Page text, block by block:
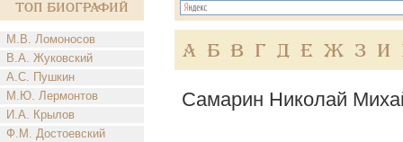
Топ Биографий
М.В. Ломоносов
В.А. Жуковский
А.С. Пушкин
М.Ю. Лермонтов
И.А. Крылов
Ф.М. Достоевский
А Б В Г Д Е Ж З И
Самарин Николай